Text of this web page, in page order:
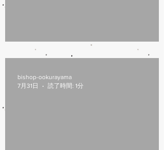
8/6(木)本日修理受付終了
bishop-ookurayama
7月31日
読了時間: 1分